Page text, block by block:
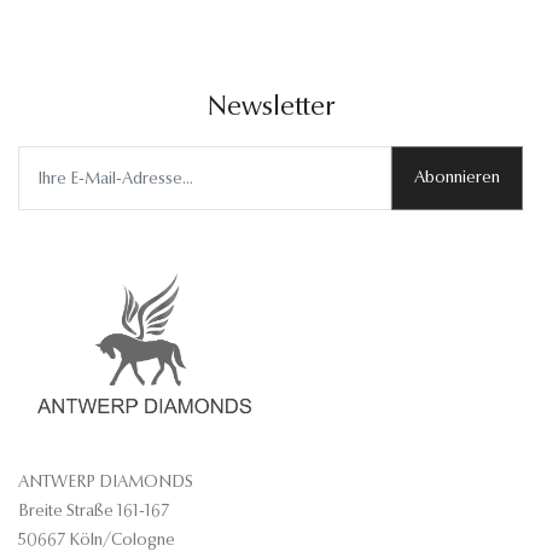
Newsletter
Abonnieren
ANTWERP DIAMONDS
Breite Straße 161-167
50667 Köln/Cologne